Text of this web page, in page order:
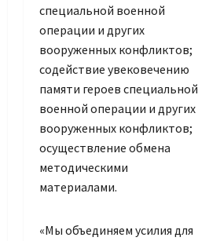
специальной военной
операции и других
вооруженных конфликтов;
содействие увековечению
памяти героев специальной
военной операции и других
вооруженных конфликтов;
осуществление обмена
методическими
материалами.
«Мы объединяем усилия для